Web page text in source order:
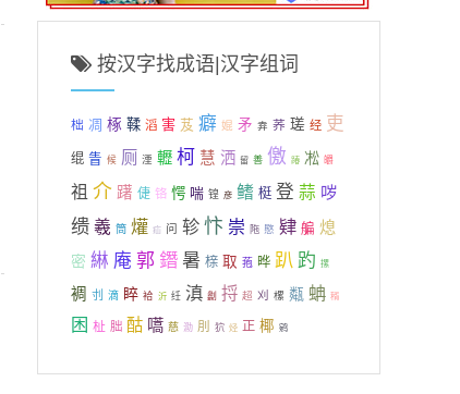
按汉字找成语|汉字组词
柮 凋 椓 鞣 滔 害 芨 癖 婫 矛 弆 荞 瑳 经 吏
绲 眚 候 厕 湮 轣 柯 慧 洒 留 善 儌 踳 凇 皭
祖 介 躇 倢 铬 愕 喘 锽 彦 鳍 梃 登 蒜 哕
缋 羲 筒 爟 疝 问 轸 忭 崇 陁 愍 肄 艑 熄
密 綝 庵 郭 鐕 暑 榇 取 菢 晔 趴 趵 摞
裯 刌 滴 睟 袷 沂 纴 滇 劙 捋 超 刈 樏 甐 蚺 稰
困 杫 朏 酤 嚆 慈 泐 刖 狖 烃 正 椰 鹓